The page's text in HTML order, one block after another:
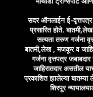
सदर ऑनलाईन ई-वृत्तपत्र
प्रसारित होते.
सत्यता तरुण गर्जना
बातमी,लेख , मजकूर व
गर्जना वृत्तपत्र
जाहिरातदार असतील
प्रकाशित झालेल्या बातम्या
शिरपूर